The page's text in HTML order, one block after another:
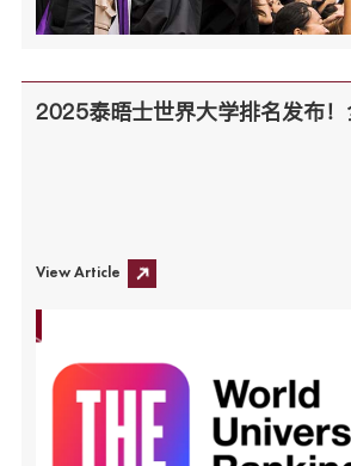
View Article